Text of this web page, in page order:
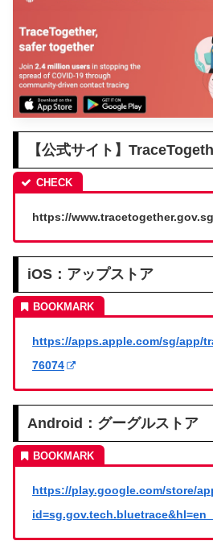
【公式サイト】
https://
iOS：アップストア
https://apps.apple.com/sg/app/
76074
Android：グーグルストア
https://play.google.com/store/